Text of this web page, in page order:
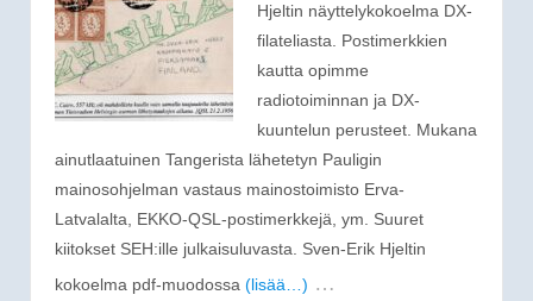
Hjeltin näyttelykokoelma DX-
filateliasta. Postimerkkien
kautta opimme
radiotoiminnan ja DX-
kuuntelun perusteet. Mukana
ainutlaatuinen Tangerista lähetetyn Pauligin
mainosohjelman vastaus mainostoimisto Erva-
Latvalalta, EKKO-QSL-postimerkkejä, ym. Suuret
kiitokset SEH:ille julkaisuluvasta. Sven-Erik Hjeltin
kokoelma pdf-muodossa (lisää…) …